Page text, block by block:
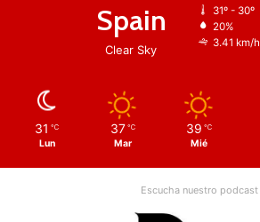
Spain
Clear Sky
31º - 30º
20%
3.41 km/h
31 ℃
Lun
37 ℃
Mar
39 ℃
Mié
Escucha nuestro podcast